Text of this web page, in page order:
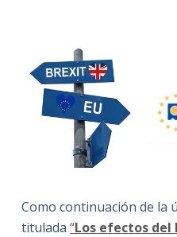
Como continuación de la
titulada “Los efectos del